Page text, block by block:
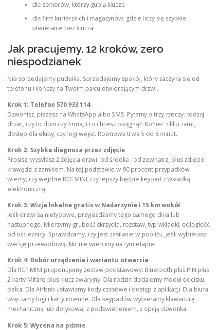
dla seniorów, którzy gubią klucze
dla firm kurierskich i magazynów, gdzie liczy się szybkie
otwieranie bez klucza
Jak pracujemy. 12 kroków, zero
niespodzianek
Nie sprzedajemy pudełka. Sprzedajemy spokój, który zaczyna się od
telefonu i kończy na Twoim palcu otwierającym drzwi.
Krok 1: Telefon 570 933 114
Dzwonisz, piszesz na WhatsApp albo SMS. Pytamy o trzy rzeczy: rodzaj
drzwi, czy to dom czy firma, i co chcesz osiągnąć. Koniec z kluczami,
dostęp dla ekipy, czy logi wejść. Rozmowa trwa 5 do 8 minut.
Krok 2: Szybka diagnoza przez zdjęcie
Prosisz, wysyłasz 2 zdjęcia drzwi: od środka i od zewnątrz, plus zdjęcie
krawędzi z zamkiem. Na tej podstawie w 90 procent przypadków
wiemy, czy wejdzie RCF MINI, czy lepszy będzie keypad z wkładką
elektroniczną.
Krok 3: Wizja lokalna gratis w Nadarzynie i 15 km wokół
Jeśli drzwi są nietypowe, przyjeżdżamy tego samego dnia lub
następnego. Mierzymy grubość skrzydła, rozstaw, typ wkładki, odległość
od ościeżnicy. Sprawdzamy, czy jest zasilanie w pobliżu, jeśli wybierasz
wersję przewodową. Nic nie wiercimy na tym etapie.
Krok 4: Dobór urządzenia i wariantu otwarcia
Dla RCF MINI proponujemy zestaw podstawowy: Bluetooth plus PIN plus
2 karty Mifare plus klucz awaryjny. Dla rodzin dodajemy moduł odcisku
palca. Dla Airbnb ustawiamy kody czasowe i dostęp z aplikacji. Dla biura
włączamy logi i karty imienne. Dla keypadów wybieramy klawiaturę
mechaniczną lub dotykową, z podświetleniem, z opcją dzwonka.
Krok 5: Wycena na piśmie